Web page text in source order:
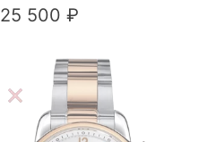
25 500 ₽